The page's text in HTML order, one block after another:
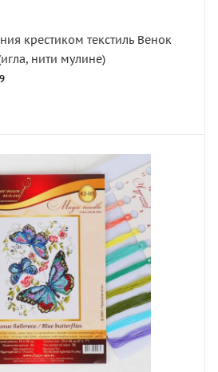
крестиком текстиль Венок
нити мулине)